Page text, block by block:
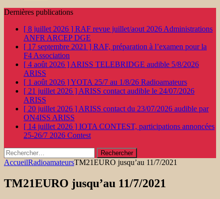
Dernières publications
[ 8 juillet 2026 ] RAF revue juillet/aout 2026 Administrations
ANFR ARCEP DGE
[ 17 septembre 2021 ] RAF, préparation à l’examen pour la
F4 Association
[ 4 août 2026 ] ARISS TELEBRIDGE audible 5/8/2026
ARISS
[ 1 août 2026 ]YOTA 25/7 au 1/8/26 Radioamateurs
[ 21 juillet 2026 ] ARISS contact audible le 24/07/2026
ARISS
[ 20 juillet 2026 ] ARISS contact du 23/07/2026 audible par
ON4ISS ARISS
[ 14 juillet 2026 ] IOTA CONTEST, participations annoncées
25-26/7 2026 Contest
Rechercher :
AccueilRadioamateursTM21EURO jusqu’au 11/7/2021
TM21EURO jusqu’au 11/7/2021